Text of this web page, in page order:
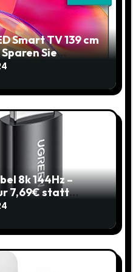
Smart TV 139 cm
Sie
8k 144Hz –
7,69€ statt